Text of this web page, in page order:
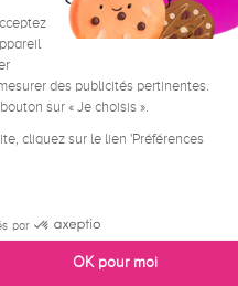
des publicités pertinentes.
sur « Je choisis ».
cliquez sur le lien 'Préférences
par
OK pour moi